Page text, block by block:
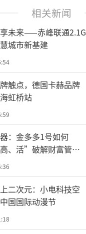
相关新闻
未来——赤峰联通2.1G
城市新基建
触点，德国卡赫品牌
虹桥站
：金多多1号如何
、活”破解财富管理
二次元：小电科技空
国国际动漫节